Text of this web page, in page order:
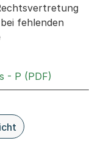
fehlenden
- P (PDF)